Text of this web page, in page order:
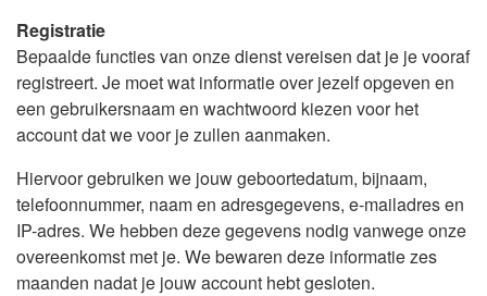
Registratie
Bepaalde functies van onze dienst vereisen dat je je vooraf
registreert. Je moet wat informatie over jezelf opgeven en
een gebruikersnaam en wachtwoord kiezen voor het
account dat we voor je zullen aanmaken.
Hiervoor gebruiken we jouw geboortedatum, bijnaam,
telefoonnummer, naam en adresgegevens, e-mailadres en
IP-adres. We hebben deze gegevens nodig vanwege onze
overeenkomst met je. We bewaren deze informatie zes
maanden nadat je jouw account hebt gesloten.